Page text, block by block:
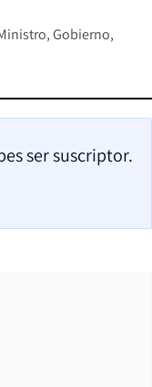
Gobierno
ser suscriptor.